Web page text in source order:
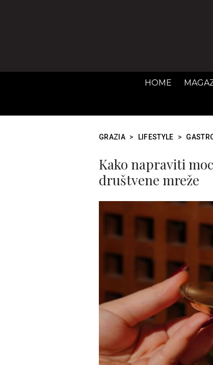
HOME
GRAZIA > LIFESTYLE >
Kako napraviti
društvene mreže